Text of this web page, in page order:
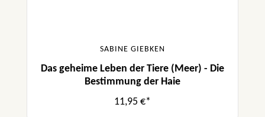
SABINE GIEBKEN
Das geheime Leben der Tiere (Meer) - Die
Bestimmung der Haie
11,95 €*